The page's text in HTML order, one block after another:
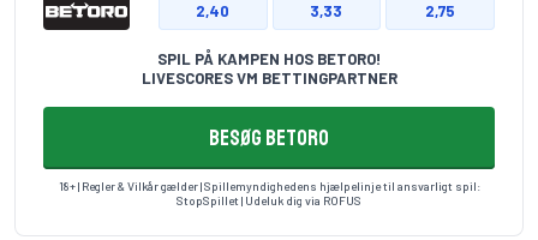
2,40 3,33 2,75
SPIL PÅ KAMPEN HOS BETORO!
LIVESCORES VM BETTINGPARTNER
BESØG BETORO
18+ | Regler & Vilkår gælder | Spillemyndighedens hjælpelinje til ansvarligt spil:
StopSpillet | Udeluk dig via ROFUS